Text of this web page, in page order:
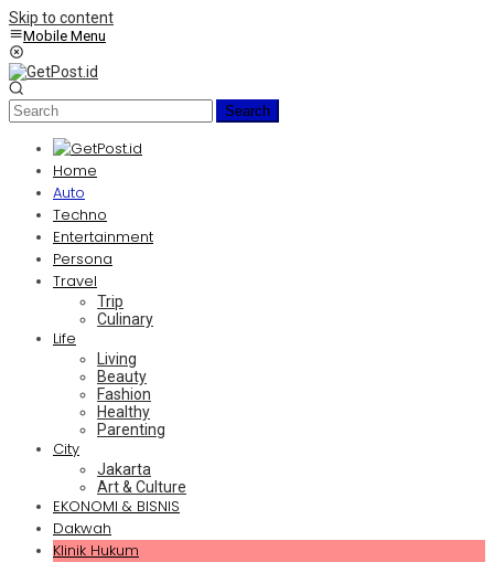
Skip to content
Mobile Menu
Search
Home
Auto
Techno
Entertainment
Persona
Travel
Trip
Culinary
Life
Living
Beauty
Fashion
Healthy
Parenting
City
Jakarta
Art & Culture
EKONOMI & BISNIS
Dakwah
Klinik Hukum